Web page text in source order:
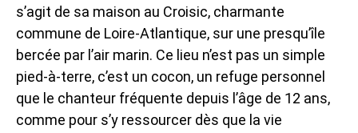
s’agit de sa maison au Croisic, charmante
commune de Loire-Atlantique, sur une presqu’île
bercée par l’air marin. Ce lieu n’est pas un simple
pied-à-terre, c’est un cocon, un refuge personnel
que le chanteur fréquente depuis l’âge de 12 ans,
comme pour s’y ressourcer dès que la vie